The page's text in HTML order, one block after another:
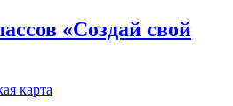
«Создай свой
карта